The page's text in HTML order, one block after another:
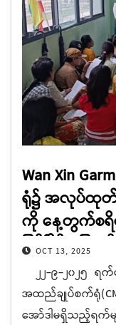
Wan Xin
ရုံ၌ အလုပ်ထုတ်
ကို နေ့တွက်စရိ
ဖြင့်ခြိမ်းခြ
ထုတ်ပြန်ချက်
OCT 13, 2025
၂၂-၉-၂၀၂၅ ရ
အထည်ချုပ်စက်ရုံ
အော်ဒါမရှိသည့်ရက်မ